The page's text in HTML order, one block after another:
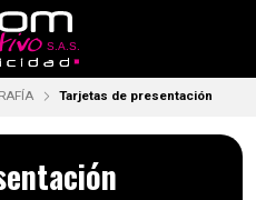
Tarjetas de presentación